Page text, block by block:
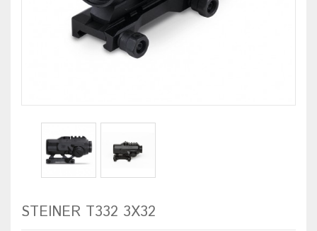
STEINER T332 3X32